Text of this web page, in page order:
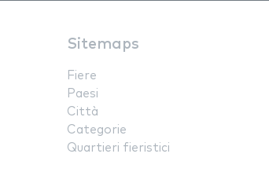
Sitemaps
Fiere
Paesi
Città
Categorie
Quartieri fieristici